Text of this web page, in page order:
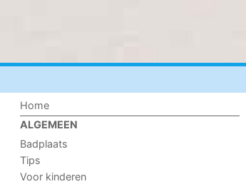
Home
ALGEMEEN
Badplaats
Tips
Voor kinderen